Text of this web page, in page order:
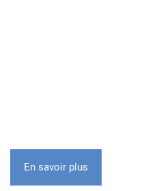
En savoir plus